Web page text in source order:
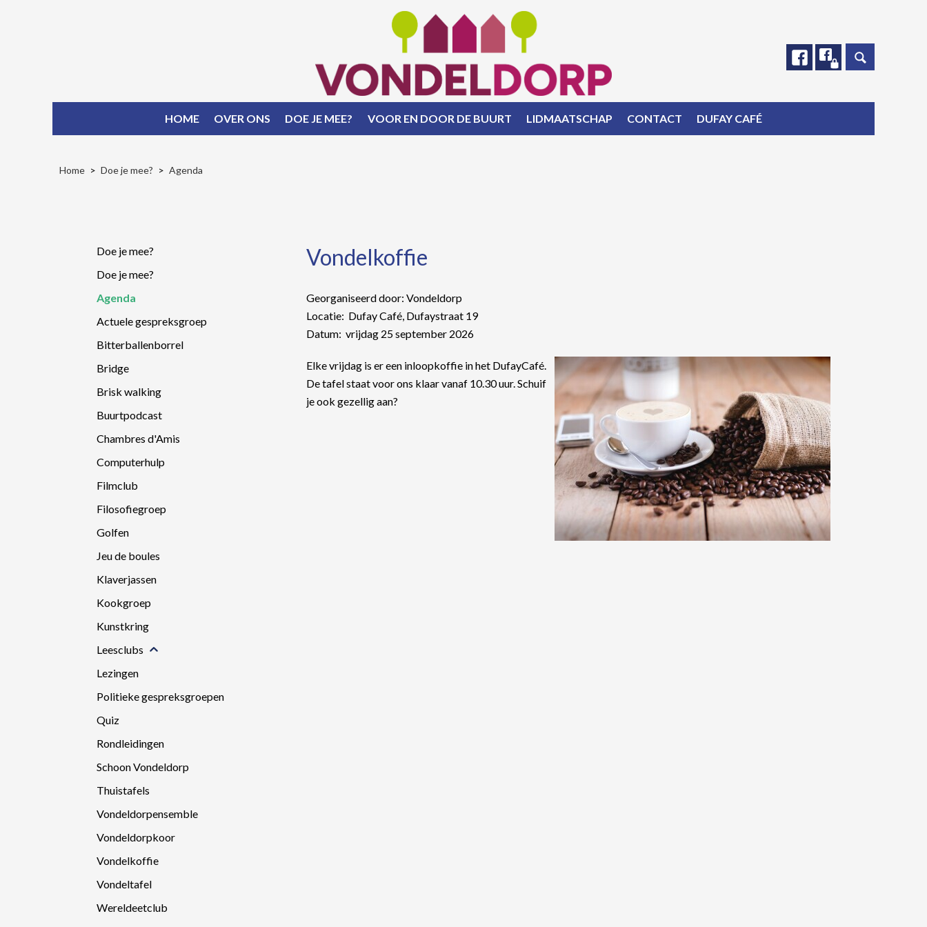
FacebookFacebook
HOME OVER ONS DOE JE MEE? VOOR EN DOOR DE BUURT LIDMAATSCHAP CONTACT DUFAY CAFÉ
Home Doe je mee? Agenda
Doe je mee?
Doe je mee?
Agenda
Actuele gespreksgroep
Bitterballenborrel
Bridge
Brisk walking
Buurtpodcast
Chambres d'Amis
Computerhulp
Filmclub
Filosofiegroep
Golfen
Jeu de boules
Klaverjassen
Kookgroep
Kunstkring
Leesclubs
Lezingen
Politieke gespreksgroepen
Quiz
Rondleidingen
Schoon Vondeldorp
Thuistafels
Vondeldorpensemble
Vondeldorpkoor
Vondelkoffie
Vondeltafel
Wereldeetclub
Vondelkoffie
Georganiseerd door: Vondeldorp
Locatie: Dufay Café, Dufaystraat 19
Datum: vrijdag 25 september 2026
Elke vrijdag is er een inloopkoffie in het DufayCafé.
De tafel staat voor ons klaar vanaf 10.30 uur. Schuif
je ook gezellig aan?